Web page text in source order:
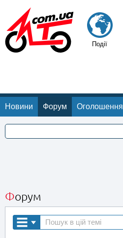
Події
Новини Форум Оголошення
Форум